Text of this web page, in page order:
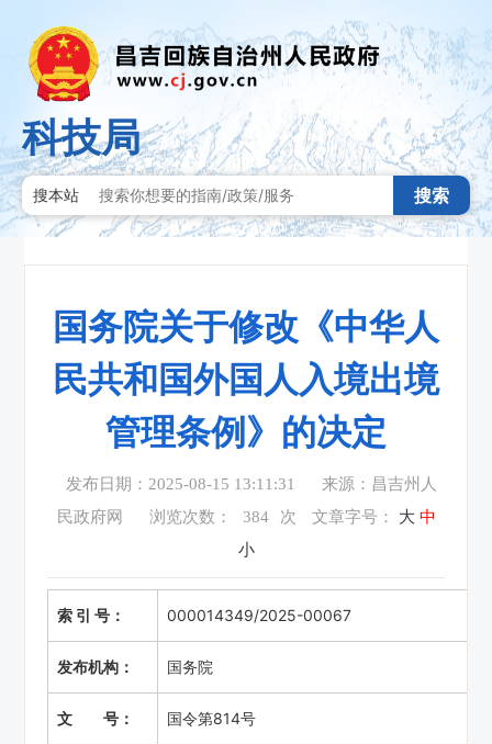
科技局
搜本站 搜索
国务院关于修改《中华人
民共和国外国人入境出境
管理条例》的决定
发布日期：2025-08-15 13:11:31
来源：昌吉州人
民政府网
浏览次数： 384 次 文章字号： 大 中
小
索 引 号： 000014349/2025-00067
发布机构： 国务院
文 号： 国令第814号